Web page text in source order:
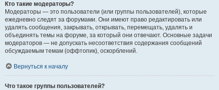
Кто такие модераторы?
Модераторы — это пользователи (или группы пользователей), которые
ежедневно следят за форумами. Они имеют право редактировать или
удалять сообщения, закрывать, открывать, перемещать, удалять и
объединять темы на форуме, за который они отвечают. Основные задачи
модераторов — не допускать несоответствия содержания сообщений
обсуждаемым темам (оффтопик), оскорблений.
Вернуться к началу
Что такое группы пользователей?